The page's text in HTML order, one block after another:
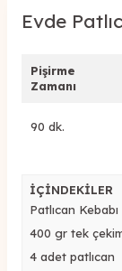
Evde
Pişirme
Zamanı
90 dk.
İÇİNDEKİLER
Patlıcan Kebabı
400 gr tek
4 adet patlıcan